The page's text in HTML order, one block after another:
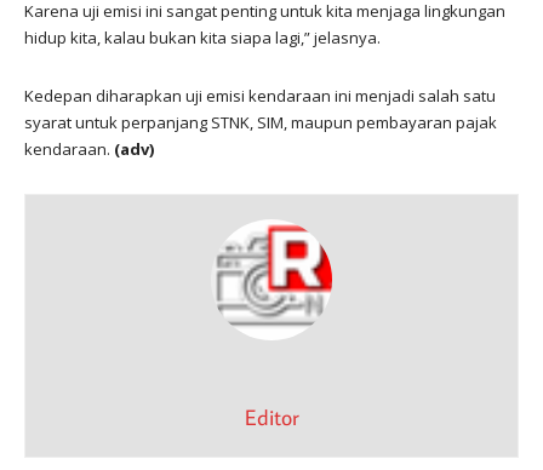
Karena uji emisi ini sangat penting untuk kita menjaga lingkungan
hidup kita, kalau bukan kita siapa lagi,” jelasnya.
Kedepan diharapkan uji emisi kendaraan ini menjadi salah satu
syarat untuk perpanjang STNK, SIM, maupun pembayaran pajak
kendaraan. (adv)
Editor